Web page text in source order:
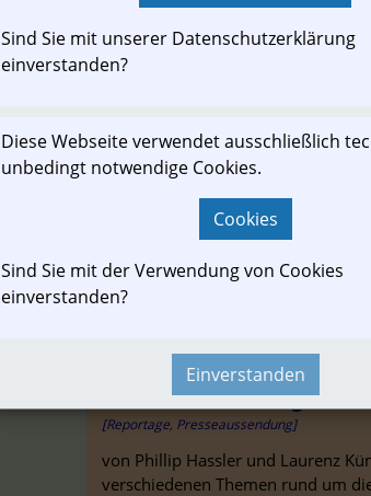
NR Rauch/LAbg. Kober: Betrieb
gesichert! Obwohl von Mai bis
und zahlreiche extra bezahlte
Ein ungeschliffener
Gleichenberger Bahn war in den
wurde kaum weiterentwickelt
einer modernen
Die Bad Gleichenberg
[Reportage, Presseaussendung]
von Phillip Hassler und Laurenz
verschiedenen Themen rund um
Sind Sie mit unserer Datenschutzerklärung
einverstanden?
Diese Webseite verwendet ausschließlich
unbedingt notwendige Cookies.
Cookies
Sind Sie mit der Verwendung von Cookies
einverstanden?
Einverstanden